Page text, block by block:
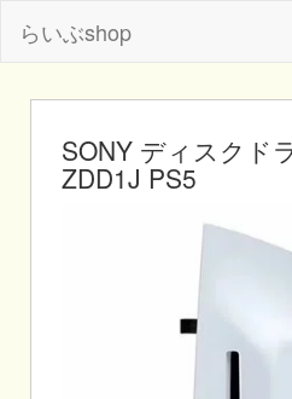
らいぶshop
SONY ディスクド
ZDD1J PS5